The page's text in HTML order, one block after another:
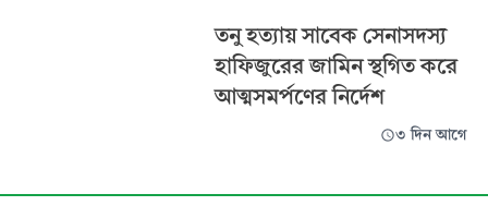
তনু হত্যায় সাবেক সেনাসদস্য
হাফিজুরের জামিন স্থগিত করে
আত্মসমর্পণের নির্দেশ
৩ দিন আগে